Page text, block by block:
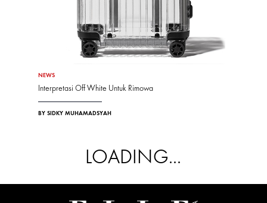
NEWS
Interpretasi Off White Untuk Rimowa
BY SIDKY MUHAMADSYAH
LOADING...